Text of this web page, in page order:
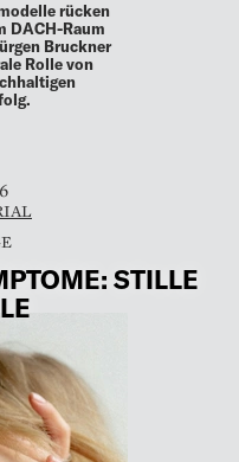
rücken
DACH-Raum
Bruckner
Rolle von
STILLE